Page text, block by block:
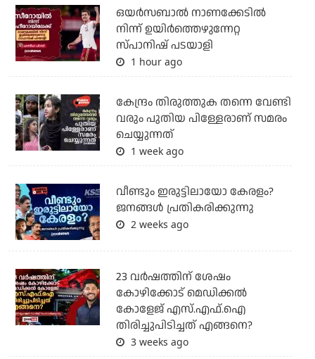
ഒയര്‍സബാൽ നാണക്കേടിൽ
നിന്ന് ഉയിർത്തെഴുന്നേറ്റ
സ്പാനിഷ് പടയാളി
1 hour ago
കേന്ദ്രം തിരുത്തുക തന്നെ വേണ്ടി
വരും പുതിയ പിള്ളേരാണ് സമരം
ചെയ്യുന്നത്
1 week ago
വീണ്ടും ഇരുട്ടിലായോ കേരളം?
ജനങ്ങൾ പ്രതികരിക്കുന്നു
2 weeks ago
23 വർഷത്തിന് ശേഷം
കോഴിക്കോട് മെഡിക്കൽ
കോളേജ് എസ്.എഫ്.ഐ
തിരിച്ചുപിടിച്ചത് എങ്ങനെ?
3 weeks ago